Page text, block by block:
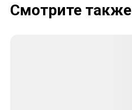
Смотрите также